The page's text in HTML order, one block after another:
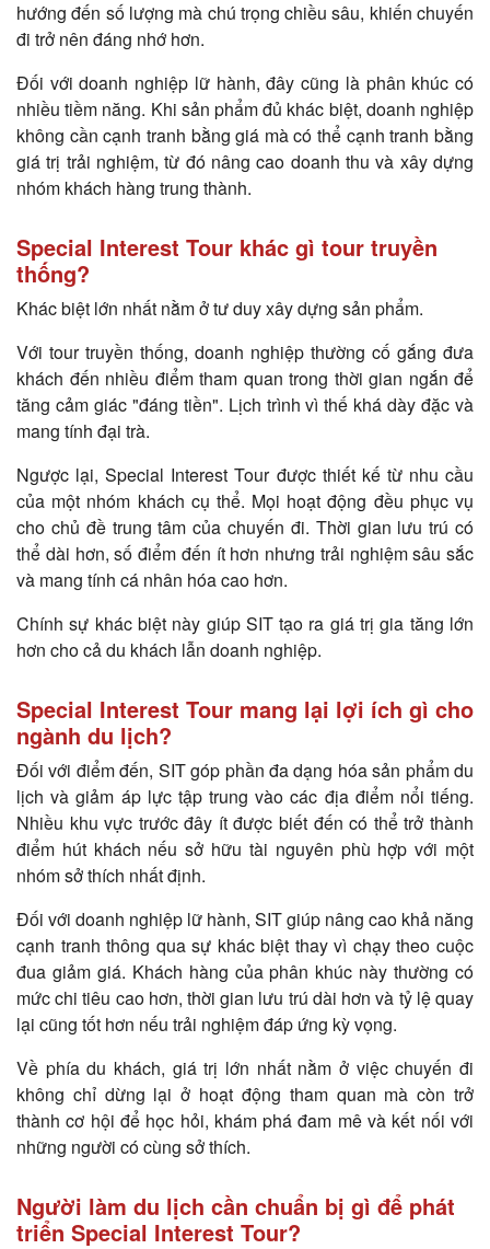
hướng đến số lượng mà chú trọng chiều sâu, khiến chuyến
đi trở nên đáng nhớ hơn.
Đối với doanh nghiệp lữ hành, đây cũng là phân khúc có
nhiều tiềm năng. Khi sản phẩm đủ khác biệt, doanh nghiệp
không cần cạnh tranh bằng giá mà có thể cạnh tranh bằng
giá trị trải nghiệm, từ đó nâng cao doanh thu và xây dựng
nhóm khách hàng trung thành.
Special Interest Tour khác gì tour truyền
thống?
Khác biệt lớn nhất nằm ở tư duy xây dựng sản phẩm.
Với tour truyền thống, doanh nghiệp thường cố gắng đưa
khách đến nhiều điểm tham quan trong thời gian ngắn để
tăng cảm giác "đáng tiền". Lịch trình vì thế khá dày đặc và
mang tính đại trà.
Ngược lại, Special Interest Tour được thiết kế từ nhu cầu
của một nhóm khách cụ thể. Mọi hoạt động đều phục vụ
cho chủ đề trung tâm của chuyến đi. Thời gian lưu trú có
thể dài hơn, số điểm đến ít hơn nhưng trải nghiệm sâu sắc
và mang tính cá nhân hóa cao hơn.
Chính sự khác biệt này giúp SIT tạo ra giá trị gia tăng lớn
hơn cho cả du khách lẫn doanh nghiệp.
Special Interest Tour mang lại lợi ích gì cho
ngành du lịch?
Đối với điểm đến, SIT góp phần đa dạng hóa sản phẩm du
lịch và giảm áp lực tập trung vào các địa điểm nổi tiếng.
Nhiều khu vực trước đây ít được biết đến có thể trở thành
điểm hút khách nếu sở hữu tài nguyên phù hợp với một
nhóm sở thích nhất định.
Đối với doanh nghiệp lữ hành, SIT giúp nâng cao khả năng
cạnh tranh thông qua sự khác biệt thay vì chạy theo cuộc
đua giảm giá. Khách hàng của phân khúc này thường có
mức chi tiêu cao hơn, thời gian lưu trú dài hơn và tỷ lệ quay
lại cũng tốt hơn nếu trải nghiệm đáp ứng kỳ vọng.
Về phía du khách, giá trị lớn nhất nằm ở việc chuyến đi
không chỉ dừng lại ở hoạt động tham quan mà còn trở
thành cơ hội để học hỏi, khám phá đam mê và kết nối với
những người có cùng sở thích.
Người làm du lịch cần chuẩn bị gì để phát
triển Special Interest Tour?